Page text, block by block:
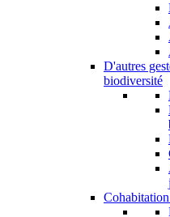
D'autres
biodiversité